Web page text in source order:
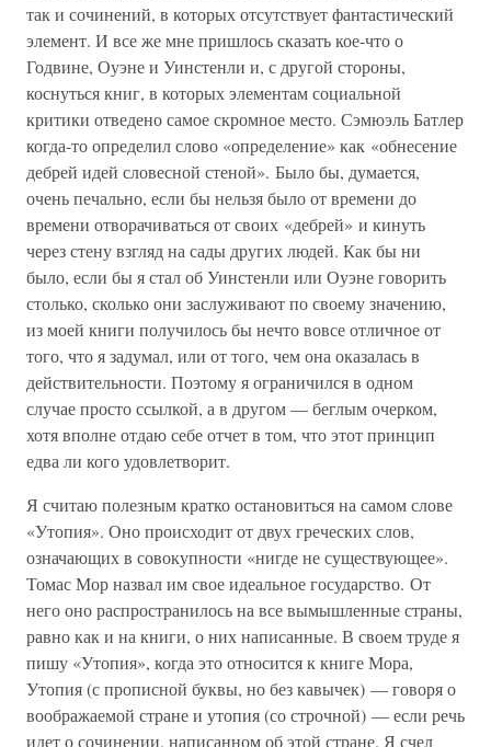
так и сочинений, в которых отсутствует фантастический
элемент. И все же мне пришлось сказать кое-что о
Годвине, Оуэне и Уинстенли и, с другой стороны,
коснуться книг, в которых элементам социальной
критики отведено самое скромное место. Сэмюэль Батлер
когда-то определил слово «определение» как «обнесение
дебрей идей словесной стеной». Было бы, думается,
очень печально, если бы нельзя было от времени до
времени отворачиваться от своих «дебрей» и кинуть
через стену взгляд на сады других людей. Как бы ни
было, если бы я стал об Уинстенли или Оуэне говорить
столько, сколько они заслуживают по своему значению,
из моей книги получилось бы нечто вовсе отличное от
того, что я задумал, или от того, чем она оказалась в
действительности. Поэтому я ограничился в одном
случае просто ссылкой, а в другом — беглым очерком,
хотя вполне отдаю себе отчет в том, что этот принцип
едва ли кого удовлетворит.
Я считаю полезным кратко остановиться на самом слове
«Утопия». Оно происходит от двух греческих слов,
означающих в совокупности «нигде не существующее».
Томас Мор назвал им свое идеальное государство. От
него оно распространилось на все вымышленные страны,
равно как и на книги, о них написанные. В своем труде я
пишу «Утопия», когда это относится к книге Мора,
Утопия (с прописной буквы, но без кавычек) — говоря о
воображаемой стране и утопия (со строчной) — если речь
идет о сочинении, написанном об этой стране. Я счел